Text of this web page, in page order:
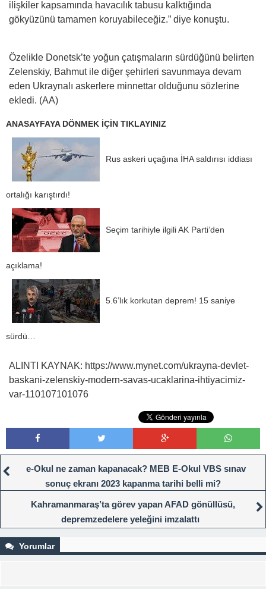
ilişkiler kapsamında havacılık tabusu kalktığında
gökyüzünü tamamen koruyabileceğiz.” diye konuştu.
Özelikle Donetsk’te yoğun çatışmaların sürdüğünü belirten
Zelenskiy, Bahmut ile diğer şehirleri savunmaya devam
eden Ukraynalı askerlere minnettar olduğunu sözlerine
ekledi. (AA)
ANASAYFAYA DÖNMEK İÇİN TIKLAYINIZ
Rus askeri uçağına İHA saldırısı iddiası
ortalığı karıştırdı!
Seçim tarihiyle ilgili AK Parti’den
açıklama!
5.6’lık korkutan deprem! 15 saniye
sürdü…
ALINTI KAYNAK: https://www.mynet.com/ukrayna-devlet-
baskani-zelenskiy-modern-savas-ucaklarina-ihtiyacimiz-
var-110107101076
e-Okul ne zaman kapanacak? MEB E-Okul VBS sınav
sonuç ekranı 2023 kapanma tarihi belli mi?
Kahramanmaraş’ta görev yapan AFAD gönüllüsü,
depremzedelere yeleğini imzalattı
Yorumlar